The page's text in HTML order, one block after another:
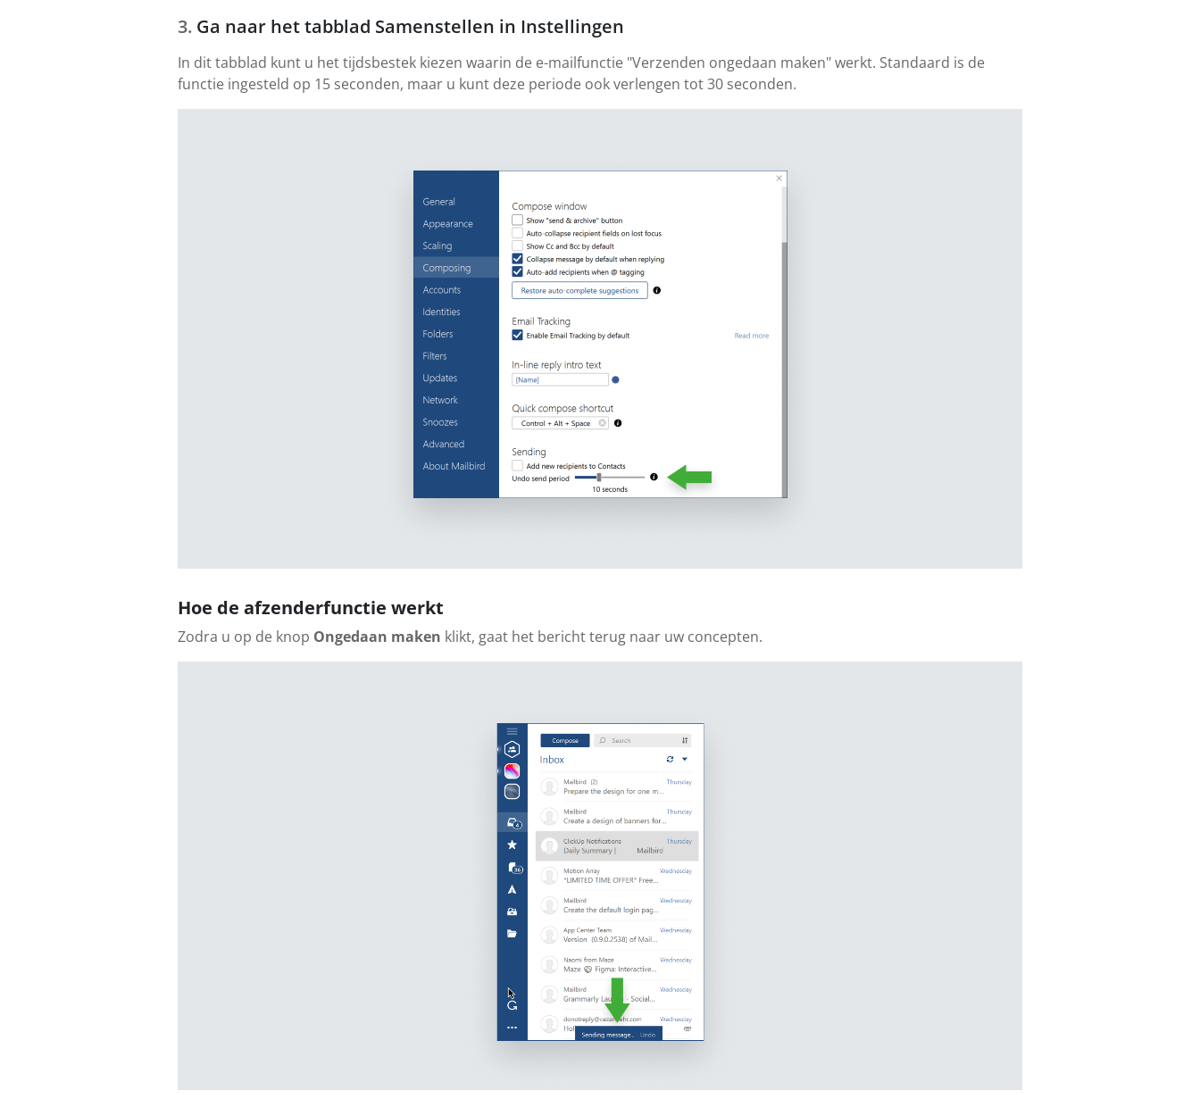
Ga naar het tabblad Samenstellen in Instellingen
In dit tabblad kunt u het tijdsbestek kiezen waarin de e-mailfunctie "Verzenden ongedaan maken" werkt. Standaard is de
functie ingesteld op 15 seconden, maar u kunt deze periode ook verlengen tot 30 seconden.
Hoe de afzenderfunctie werkt
Zodra u op de knop Ongedaan maken klikt, gaat het bericht terug naar uw concepten.